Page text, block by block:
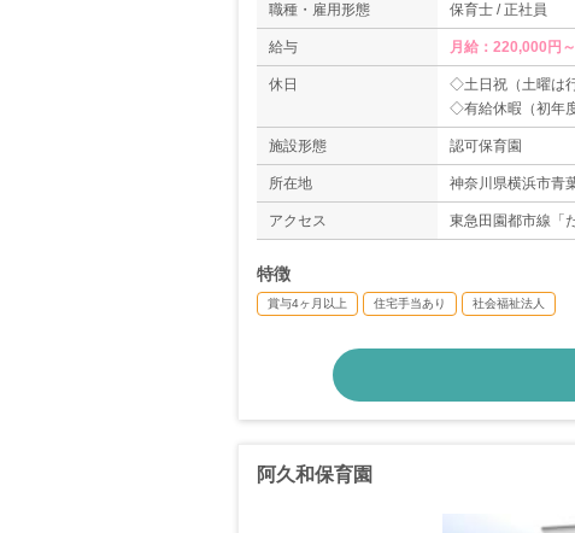
職種・雇用形態 保育士 / 正社員
給与 月給：220,000円～
休日
◇土日祝（土曜は
◇有給休暇（初年
◇リフレッシュ休
◇年末年始休暇
◇慶弔休暇 等
施設形態 認可保育園
所在地 神奈川県横浜市青
アクセス 東急田園都市線「
特徴
賞与4ヶ月以上 住宅手当あり 社会福祉法人
阿久和保育園